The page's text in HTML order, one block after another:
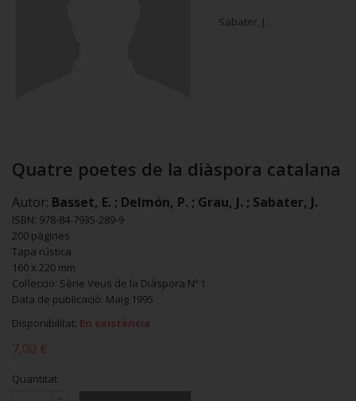
Sabater, J.
Quatre poetes de la diàspora catalana
Autor: Basset, E. ; Delmón, P. ; Grau, J. ; Sabater, J.
ISBN: 978-84-7935-289-9
200 pàgines
Tapa rústica
160 x 220 mm
Col·lecció: Sèrie Veus de la Diàspora Nº 1
Data de publicació: Maig 1995
Disponibilitat: En existència
7,00 €
Quantitat